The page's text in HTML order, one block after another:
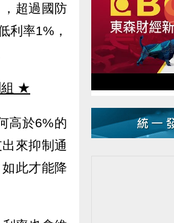
超過國防
利率1%，
★
高於6%的
來抑制通
此才能降